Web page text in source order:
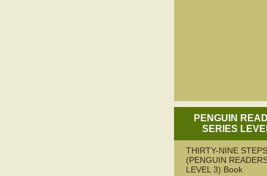
PENGUIN
SERIES
THIRTY-NINE
(PENGUIN
LEVEL 3) Book